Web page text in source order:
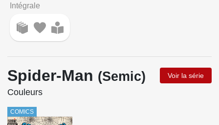
Intégrale
Spider-Man (Semic) Voir la série
Couleurs
COMICS